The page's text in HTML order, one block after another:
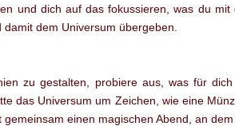
und dich auf das fokussieren, was du
dem Universum übergeben.
zu gestalten, probiere aus, was für
das Universum um Zeichen, wie eine
einen magischen Abend, an